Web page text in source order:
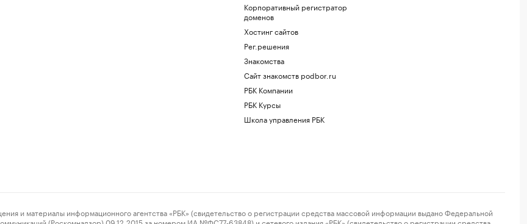
Корпоративный регистратор
доменов
Хостинг сайтов
Рег.решения
Знакомства
Сайт знакомств podbor.ru
РБК Компании
РБК Курсы
Школа управления РБК
информационного агентства «РБК» (свидетельство о регистрации средства массовой информации выдано Федеральной